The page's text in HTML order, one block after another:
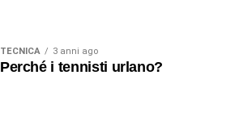
TECNICA 3 anni ago
Perché i tennisti urlano?